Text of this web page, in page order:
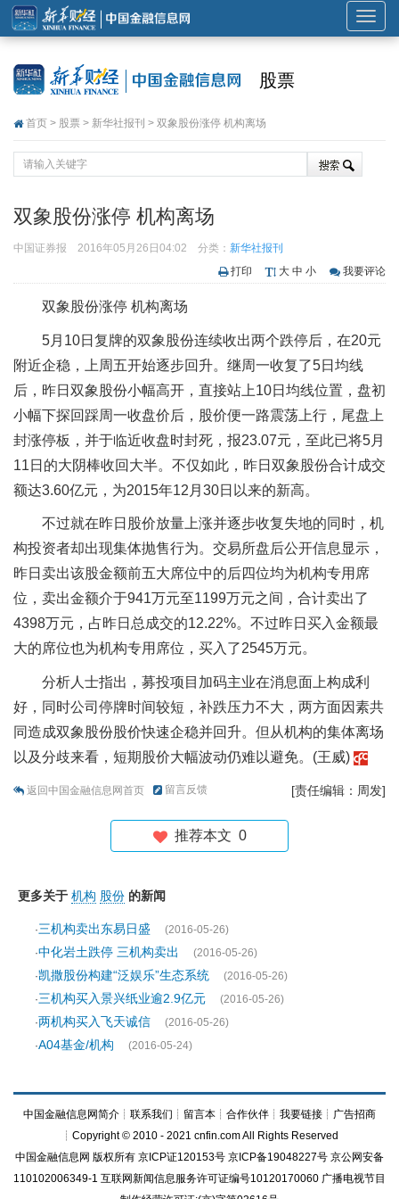
展
开
股票
首页 > 股票 > 新华社报刊 > 双象股份涨停 机构离场
双象股份涨停 机构离场
中国证券报 2016年05月26日04:02 分类： 新华社报刊
打印
大 中 小 我要评论
双象股份涨停 机构离场
5月10日复牌的双象股份连续收出两个跌停后，在20元
附近企稳，上周五开始逐步回升。继周一收复了5日均线
后，昨日双象股份小幅高开，直接站上10日均线位置，盘初
小幅下探回踩周一收盘价后，股价便一路震荡上行，尾盘上
封涨停板，并于临近收盘时封死，报23.07元，至此已将5月
11日的大阴棒收回大半。不仅如此，昨日双象股份合计成交
额达3.60亿元，为2015年12月30日以来的新高。
不过就在昨日股价放量上涨并逐步收复失地的同时，机
构投资者却出现集体抛售行为。交易所盘后公开信息显示，
昨日卖出该股金额前五大席位中的后四位均为机构专用席
位，卖出金额介于941万元至1199万元之间，合计卖出了
4398万元，占昨日总成交的12.22%。不过昨日买入金额最
大的席位也为机构专用席位，买入了2545万元。
分析人士指出，募投项目加码主业在消息面上构成利
好，同时公司停牌时间较短，补跌压力不大，两方面因素共
同造成双象股份股价快速企稳并回升。但从机构的集体离场
以及分歧来看，短期股价大幅波动仍难以避免。(王威)
返回中国金融信息网首页 留言反馈 [责任编辑：周发]
推荐本文 0
更多关于 机构 股份 的新闻
·三机构卖出东易日盛
(2016-05-26)
·中化岩土跌停 三机构卖出
(2016-05-26)
·凯撒股份构建“泛娱乐”生态系统
(2016-05-26)
·三机构买入景兴纸业逾2.9亿元
(2016-05-26)
·两机构买入飞天诚信
(2016-05-26)
·A04基金/机构 (2016-05-24)
中国金融信息网简介 ┊ 联系我们 ┊ 留言本 ┊ 合作伙伴 ┊ 我要链接 ┊ 广告招商
┊Copyright © 2010 - 2021 cnfin.com All Rights Reserved
中国金融信息网 版权所有 京ICP证120153号 京ICP备19048227号 京公网安备
110102006349-1 互联网新闻信息服务许可证编号10120170060 广播电视节目